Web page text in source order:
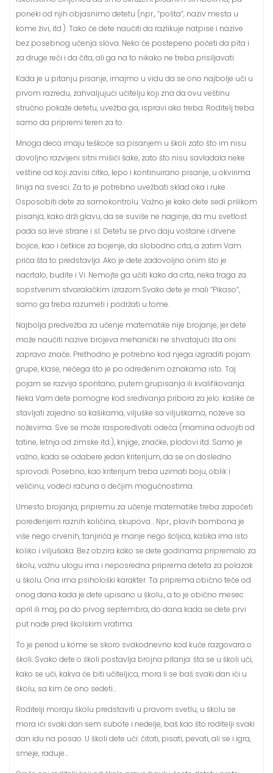
poneki od njih objasnimo detetu (npr., “pošta“, naziv mesta u
kome živi, itd.). Tako će dete naučiti da razlikuje natpise i nazive
bez posebnog učenja slova. Neko će postepeno početi da pita i
za druge reči i da čita, ali ga na to nikako ne treba prisiljavati.
Kada je u pitanju pisanje, imajmo u vidu da se ono najbolje uči u
prvom razredu, zahvaljujući učitelju koji zna da ovu veštinu
stručno pokaže detetu, uvežba ga, ispravi ako treba. Roditelj treba
samo da pripremi teren za to.
Mnoga deca imaju teškoće sa pisanjem u školi zato što im nisu
dovoljno razvijeni sitni mišići šake, zato što nisu savladala neke
veštine od koji zavisi čitko, lepo i kontinuirano pisanje, u okvirima
linija na svesci. Za to je potrebno uvežbati sklad oka i ruke.
Osposobiti dete za samokontrolu. Važno je kako dete sedi prilikom
pisanja, kako drži glavu, da se suviše ne naginje, da mu svetlost
pada sa leve strane i sl. Detetu se prvo daju voštane i drvene
bojice, kao i četkice za bojenje, da slobodno crta, a zatim Vam
priča šta to predstavlja. Ako je dete zadovoljno onim što je
nacrtalo, budite i Vi. Nemojte ga učiti kako da crta, neka traga za
sopstvenim stvaralačkim izrazom.Svako dete je mali “Pikaso“,
samo ga treba razumeti i podržati u tome.
Najbolja predvežba za učenje matematike nije brojanje, jer dete
može naučiti nazive brojeva mehanički ne shvatajući šta oni
zapravo znače. Prethodno je potrebno kod njega izgraditi pojam
grupe, klase, nečega što je po određenim oznakama isto. Taj
pojam se razvija spontano, putem grupisanja ili kvalifikovanja.
Neka Vam dete pomogne kod sređivanja pribora za jelo: kašike će
stavljati zajedno sa kašikama, viljuške sa viljuškama, noževe sa
noževima. Sve se može raspoređivati: odeća (mamina odvojiti od
tatine, letnja od zimske itd.), knjige, značke, plodovi itd. Samo je
važno, kada se odabere jedan kriterijum, da se on dosledno
sprovodi. Posebno, kao kriterijum treba uzimati boju, oblik i
veličinu, vodeći računa o dečjim mogućnostima.
Umesto brojanja, pripremu za učenje matematike treba započeti
poređenjem raznih količina, skupova… Npr., plavih bombona je
više nego crvenih, tanjirića je manje nego šoljica, kašika ima isto
koliko i viljušaka. Bez obzira kako se dete godinama pripremalo za
školu, važnu ulogu ima i neposredna priprema deteta za polazak
u školu. Ona ima psihološki karakter. Ta priprema obično teče od
onog dana kada je dete upisano u školu., a to je obično mesec
april ili maj, pa do prvog septembra, do dana kada se dete prvi
put nađe pred školskim vratima.
To je period u kome se skoro svakodnevno kod kuće razgovara o
školi. Svako dete o školi postavlja brojna pitanja: šta se u školi uči,
kako se uči, kakva će biti učiteljica, mora li se baš svaki dan ići u
školu, sa kim će ono sedeti…
Roditelji moraju školu predstaviti u pravom svetlu, u školu se
mora ići svaki dan sem subote i nedelje, baš kao što roditelji svaki
dan idu na posao. U školi dete uči: čitati, pisati, pevati, ali se i igra,
smeje, raduje…